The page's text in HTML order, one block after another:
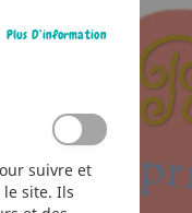
Plus D’information
suivre et
site. Ils